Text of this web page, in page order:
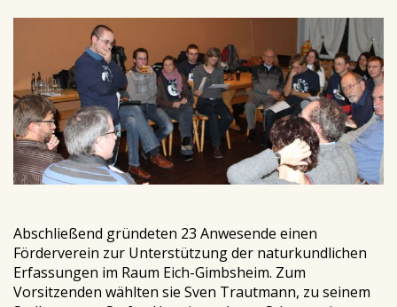
Abschließend gründeten 23 Anwesende einen
Förderverein zur Unterstützung der naturkundlichen
Erfassungen im Raum Eich-Gimbsheim. Zum
Vorsitzenden wählten sie Sven Trautmann, zu seinem